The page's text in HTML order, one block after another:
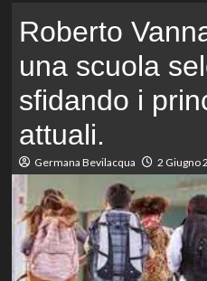
Roberto
una scuola
sfidando i
attuali.
Germana Bevilacqua 2 Giugno